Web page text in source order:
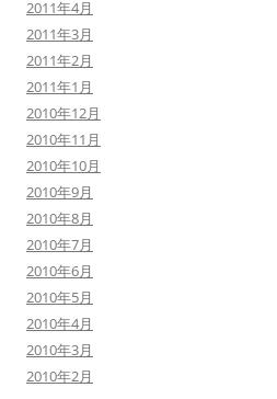
2011年4月
2011年3月
2011年2月
2011年1月
2010年12月
2010年11月
2010年10月
2010年9月
2010年8月
2010年7月
2010年6月
2010年5月
2010年4月
2010年3月
2010年2月